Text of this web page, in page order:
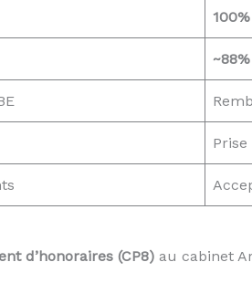
100%
~88%
Prise
d’honoraires (CP8)au cabinet